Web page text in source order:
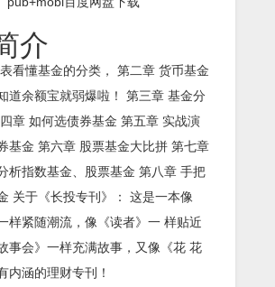
介
看懂基金的分类， 第二章 货币基金
道余额宝就弱爆啦！ 第三章 基金分
章 如何选债券基金 第五章 实战演
基金 第六章 股票基金大比拼 第七章
析指数基金、股票基金 第八章 手把
关于《长投专刊》： 这是一本像
样紧随潮流，像《读者》一 样贴近
事会》一样充满故事，又像《花 花
内涵的理财专刊！